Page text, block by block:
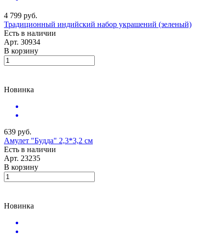
4 799 руб.
Традиционный индийский набор украшений (зеленый)
Есть в наличии
Арт. 30934
В корзину
Новинка
639 руб.
Амулет "Будда" 2,3*3,2 см
Есть в наличии
Арт. 23235
В корзину
Новинка